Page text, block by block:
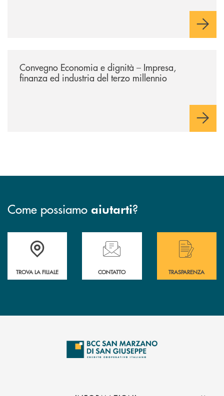
Convegno Economia e dignità – Impresa,
finanza ed industria del terzo millennio
Come possiamo aiutarti?
Accedi all' elenco completo delle filiali di Bcc San Marzano.
TROVA LA FILIALE
Hai bisogno di assistenza immediata?
CONTATTO
Hai bisogno di
TRASPARENZA